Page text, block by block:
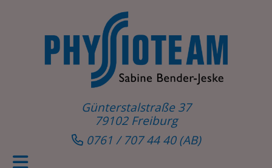
Günterstalstraße 37
79102 Freiburg
0761 / 707 44 40(AB)